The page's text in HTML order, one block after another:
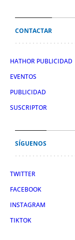
CONTACTAR
HATHOR PUBLICIDAD
EVENTOS
PUBLICIDAD
SUSCRIPTOR
SÍGUENOS
TWITTER
FACEBOOK
INSTAGRAM
TIKTOK